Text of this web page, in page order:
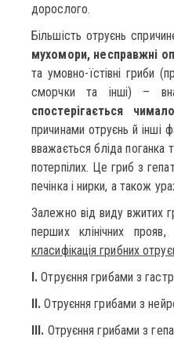
дорослого.
Більшість отруєнь
мухомори, несправжні
та умовно-їстівні гриби
сморчки та інші) –
спостерігається
причинами отруєнь й інші
вважається бліда поганка
потерпілих. Це гриб з
печінка і нирки, а також
Залежно від виду вжитих
перших клінічних
класифікація грибних
І. Отруєння грибами з
ІІ. Отруєння грибами з
ІІІ. Отруєння грибами з